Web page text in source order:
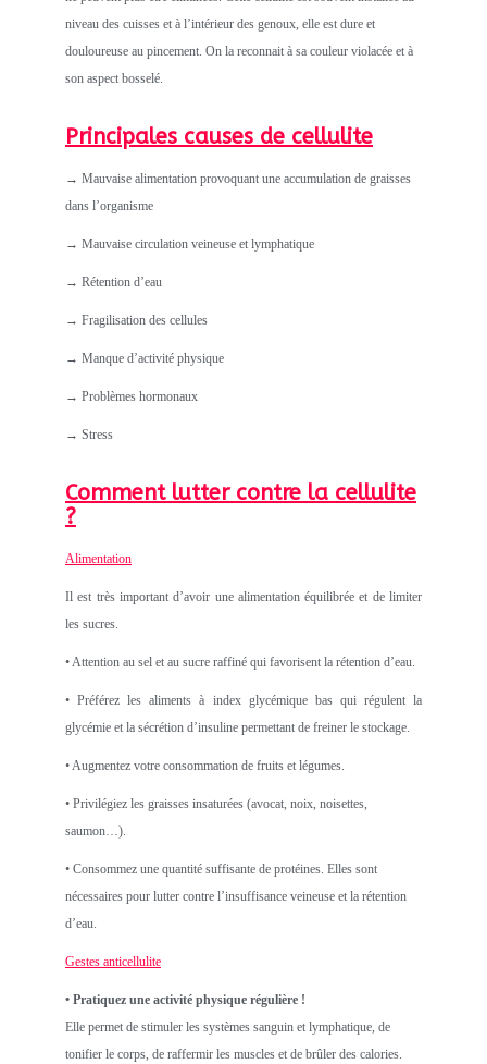
niveau des cuisses et à l’intérieur des genoux, elle est dure et
douloureuse au pincement. On la reconnait à sa couleur violacée et à
son aspect bosselé.
Principales causes de cellulite
→ Mauvaise alimentation provoquant une accumulation de graisses
dans l’organisme
→ Mauvaise circulation veineuse et lymphatique
→ Rétention d’eau
→ Fragilisation des cellules
→ Manque d’activité physique
→ Problèmes hormonaux
→ Stress
Comment lutter contre la cellulite
?
Alimentation
Il est très important d’avoir une alimentation équilibrée et de limiter
les sucres.
• Attention au sel et au sucre raffiné qui favorisent la rétention d’eau.
• Préférez les aliments à index glycémique bas qui régulent la
glycémie et la sécrétion d’insuline permettant de freiner le stockage.
• Augmentez votre consommation de fruits et légumes.
• Privilégiez les graisses insaturées (avocat, noix, noisettes,
saumon…).
• Consommez une quantité suffisante de protéines. Elles sont
nécessaires pour lutter contre l’insuffisance veineuse et la rétention
d’eau.
Gestes anticellulite
• Pratiquez une activité physique régulière !
Elle permet de stimuler les systèmes sanguin et lymphatique, de
tonifier le corps, de raffermir les muscles et de brûler des calories.